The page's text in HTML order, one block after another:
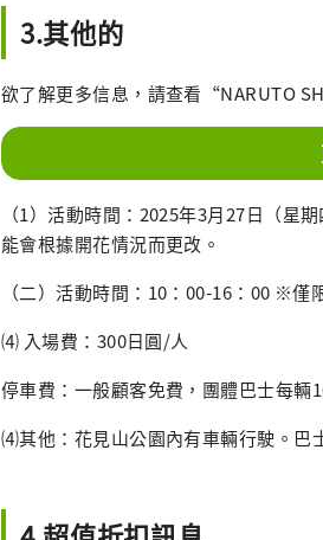
3.其他的
欲了解更多信息，請查看“NARUTO
（1）活動時間：2025年3月27日（
能會根據開花情況而更改。
（二）活動時間：10：00-16：00 ※
⑷ 入場費：300日圓/人
停車費：一般顧客免費，團體巴士每輛
⑷其他：花見山公園內有車輛行駛。巴